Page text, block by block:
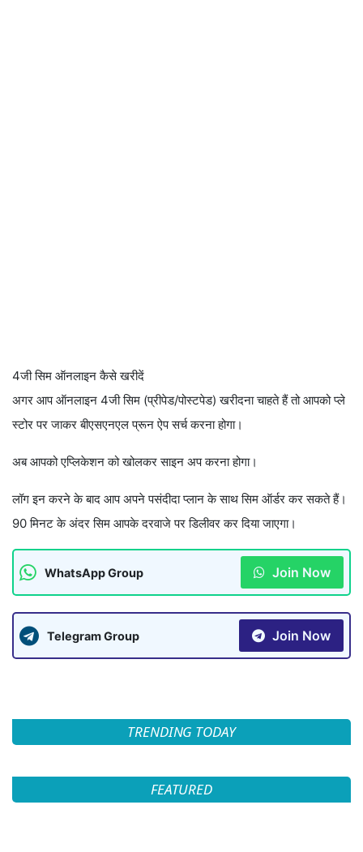
4जी सिम ऑनलाइन कैसे खरीदें
अगर आप ऑनलाइन 4जी सिम (प्रीपेड/पोस्टपेड) खरीदना चाहते हैं तो आपको प्ले
स्टोर पर जाकर बीएसएनएल प्रून ऐप सर्च करना होगा।
अब आपको एप्लिकेशन को खोलकर साइन अप करना होगा।
लॉग इन करने के बाद आप अपने पसंदीदा प्लान के साथ सिम ऑर्डर कर सकते हैं।
90 मिनट के अंदर सिम आपके दरवाजे पर डिलीवर कर दिया जाएगा।
WhatsApp Group Join Now
Telegram Group Join Now
TRENDING TODAY
FEATURED